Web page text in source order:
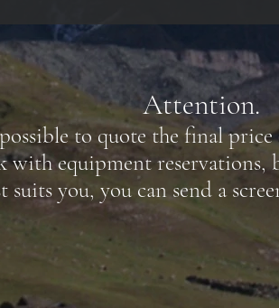
Attention.
to quote the final
equipment reservations,
suits you, you can send a